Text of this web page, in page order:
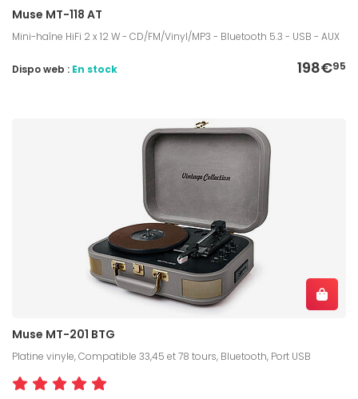
Muse MT-118 AT
Mini-haîne HiFi 2 x 12 W - CD/FM/Vinyl/MP3 - Bluetooth 5.3 - USB - AUX
198€95
Dispo web : En stock
Muse MT-201 BTG
Platine vinyle, Compatible 33,45 et 78 tours, Bluetooth, Port USB